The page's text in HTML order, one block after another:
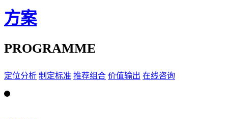
方案
PROGRAMME
定位分析 制定标准 推荐组合 价值输出 在线咨询